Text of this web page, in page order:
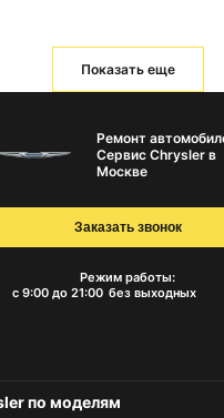
Показать еще
Ремонт
Сервис Chrysler в
Москве
Режим работы:
с 9:00 до 21:00 без выходных
Заказать звонок
по моделям